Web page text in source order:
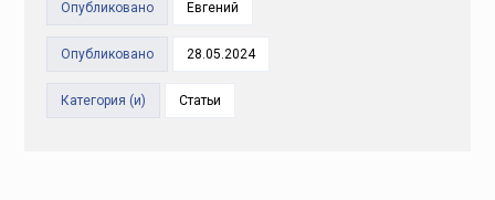
Опубликовано Евгений
Опубликовано 28.05.2024
Категория (и) Статьи